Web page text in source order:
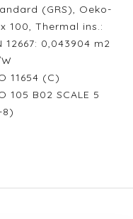
(GRS), Oeko-
100, Thermal ins.:
12667: 0,043904 m2
11654 (C)
105 B02 SCALE 5
8)